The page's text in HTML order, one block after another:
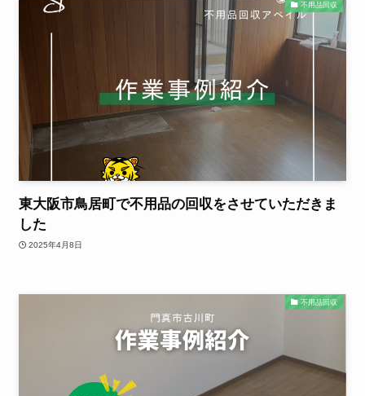
不用品回収
東大阪市鳥居町で不用品の回収をさせていただきま
した
2025年4月8日
不用品回収